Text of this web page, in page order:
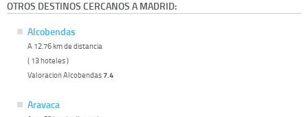
OTROS DESTINOS CERCANOS A MADRID:
Alcobendas
A 12.76 km de distancia
( 13 hoteles )
Valoracion Alcobendas7.4
Aravaca